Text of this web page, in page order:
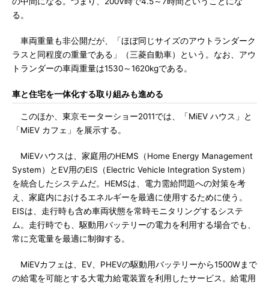
る。
車両重量も非公開だが、「ほぼ同じサイズのアウトランダーク
ラスと同程度の重量である」（三菱自動車）という。なお、アウ
トランダーの車両重量は1530～1620kgである。
車と住宅を一体化する取り組みも進める
このほか、東京モーターショー2011では、「MiEV ハウス」と
「MiEV カフェ」を展示する。
MiEVハウスは、家庭用のHEMS（Home Energy Management
System）とEV用のEIS（Electric Vehicle Integration System）
を統合したシステムだ。HEMSは、電力需給問題への対策を考
え、家庭内におけるエネルギーを最適に使用するために使う。
EISは、走行時も含め車両状態を常時モニタリングするシステ
ム。走行時でも、駆動用バッテリーの電力を利用する場合でも、
常に充電量を最適に制御する。
MiEVカフェは、EV、PHEVの駆動用バッテリーから1500Wまで
の給電を可能とする大電力給電装置を利用したサービス。給電用